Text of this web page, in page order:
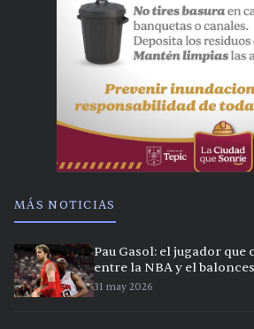
MÁS NOTICIAS
Pau Gasol: el jugador
entre la NBA y el
31 may 2026